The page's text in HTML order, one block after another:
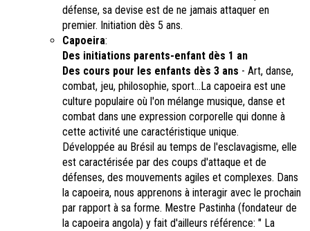
défense, sa devise est de ne jamais attaquer en
premier. Initiation dès 5 ans.
Capoeira:
Des initiations parents-enfant dès 1 an
Des cours pour les enfants dès 3 ans - Art, danse,
combat, jeu, philosophie, sport...La capoeira est une
culture populaire où l'on mélange musique, danse et
combat dans une expression corporelle qui donne à
cette activité une caractéristique unique.
Développée au Brésil au temps de l'esclavagisme, elle
est caractérisée par des coups d'attaque et de
défenses, des mouvements agiles et complexes. Dans
la capoeira, nous apprenons à interagir avec le prochain
par rapport à sa forme. Mestre Pastinha (fondateur de
la capoeira angola) y fait d'ailleurs référence: " La